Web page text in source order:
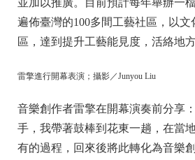
並加以推廣。目前預計每年舉辦一
遍佈臺灣的100多間工藝社區，以文
區，達到提升工藝能見度，活絡地
雷擎進行開幕表演；攝影／Junyou Liu
音樂創作者雷擎在開幕演奏前分享
手，我帶著鼓棒到花東一趟，在當
有的過程，回來後將此轉化為音樂